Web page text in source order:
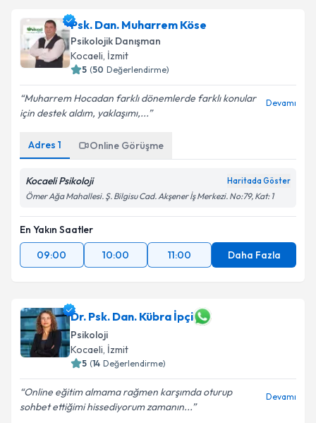
Psk. Dan. Muharrem Köse
Psikolojik Danışman
Kocaeli, İzmit
5 (50 Değerlendirme)
Muharrem Hocadan farklı dönemlerde farklı konular
için destek aldım, yaklaşımı,...
Devamı
Adres 1 Online Görüşme
Kocaeli Psikoloji Haritada Göster
Ömer Ağa Mahallesi. Ş. Bilgisu Cad. Akşener İş Merkezi. No:79, Kat: 1
En Yakın Saatler
09:00
10:00 11:00 Daha Fazla
Dr. Psk. Dan. Kübra İpçi
Psikoloji
Kocaeli, İzmit
5 (14 Değerlendirme)
Online eğitim almama rağmen karşımda oturup
sohbet ettiğimi hissediyorum zamanın...
Devamı